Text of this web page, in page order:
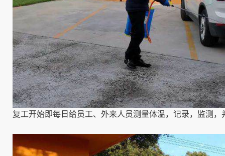
复工开始即每日给员工、外来人员测量体温，记录，监测